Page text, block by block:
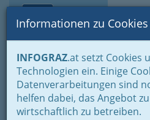
Informationen zu
INFOGRAZ.at setzt Cookies
Technologien ein. Einige
Datenverarbeitungen sind
helfen dabei, das Angebot
wirtschaftlich zu betreiben.
Home Branchen Gesundheit
Dipl.Tzt. Andrea
Thaddäus-Stammel-Straße
+43 664 183 35 95